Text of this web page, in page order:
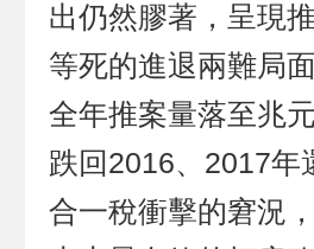
出仍然膠著，呈現
等死的進退兩難局
全年推案量落至兆
跌回2016、2017年
合一稅衝擊的窘況